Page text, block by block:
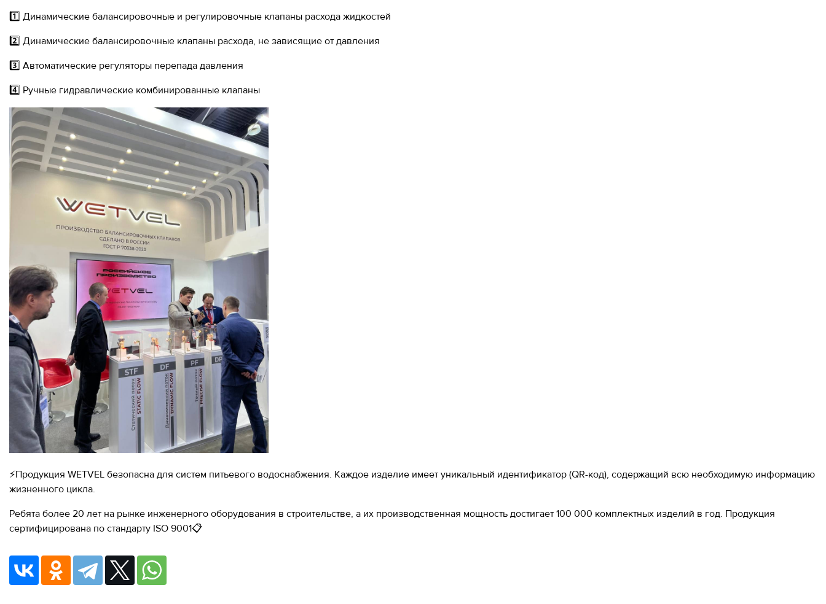
1️⃣ Динамические балансировочные и регулировочные клапаны расхода жидкостей
2️⃣ Динамические балансировочные клапаны расхода, не зависящие от давления
3️⃣ Автоматические регуляторы перепада давления
4️⃣ Ручные гидравлические комбинированные клапаны
⚡️Продукция WETVEL безопасна для систем питьевого водоснабжения. Каждое изделие имеет уникальный идентификатор (QR-код), содержащий всю необходимую информацию
жизненного цикла.
Ребята более 20 лет на рынке инженерного оборудования в строительстве, а их производственная мощность достигает 100 000 комплектных изделий в год. Продукция
сертифицирована по стандарту ISO 9001📋